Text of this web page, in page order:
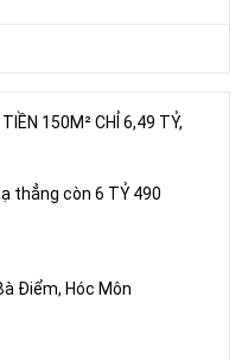
150M² CHỈ 6,49 TỶ,
thẳng còn 6 TỶ 490
Điểm, Hóc Môn